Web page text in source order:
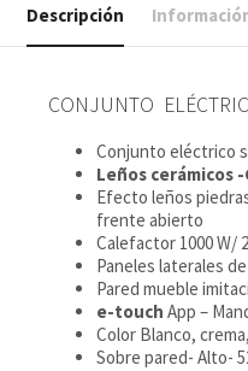
Descripción
CONJUNTO
Conjunto eléctrico
Leños cerámicos
Efecto leños
frente abierto
Calefactor 1000 W/
Paneles laterales
Pared mueble
e-touch App –
Color Blanco,
Sobre pared- Alto-